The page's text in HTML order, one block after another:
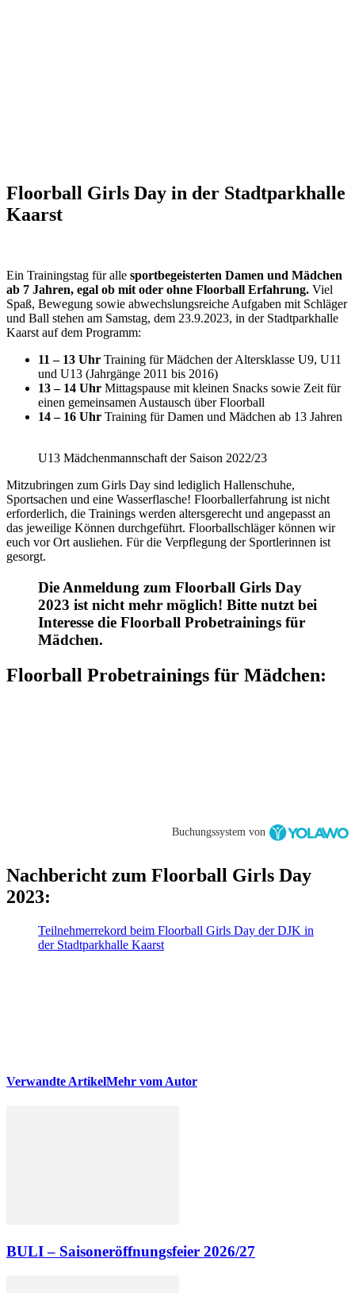
Floorball Girls Day in der Stadtparkhalle
Kaarst
Ein Trainingstag für alle sportbegeisterten Damen und Mädchen
ab 7 Jahren, egal ob mit oder ohne Floorball Erfahrung. Viel
Spaß, Bewegung sowie abwechslungsreiche Aufgaben mit Schläger
und Ball stehen am Samstag, dem 23.9.2023, in der Stadtparkhalle
Kaarst auf dem Programm:
11 – 13 Uhr Training für Mädchen der Altersklasse U9, U11
und U13 (Jahrgänge 2011 bis 2016)
13 – 14 Uhr Mittagspause mit kleinen Snacks sowie Zeit für
einen gemeinsamen Austausch über Floorball
14 – 16 Uhr Training für Damen und Mädchen ab 13 Jahren
U13 Mädchenmannschaft der Saison 2022/23
Mitzubringen zum Girls Day sind lediglich Hallenschuhe,
Sportsachen und eine Wasserflasche! Floorballerfahrung ist nicht
erforderlich, die Trainings werden altersgerecht und angepasst an
das jeweilige Können durchgeführt. Floorballschläger können wir
euch vor Ort ausliehen. Für die Verpflegung der Sportlerinnen ist
gesorgt.
Die Anmeldung zum Floorball Girls Day
2023 ist nicht mehr möglich! Bitte nutzt bei
Interesse die Floorball Probetrainings für
Mädchen.
Floorball Probetrainings für Mädchen:
Buchungssystem von
Nachbericht zum Floorball Girls Day
2023:
Teilnehmerrekord beim Floorball Girls Day der DJK in
der Stadtparkhalle Kaarst
Verwandte ArtikelMehr vom Autor
BULI – Saisoneröffnungsfeier 2026/27